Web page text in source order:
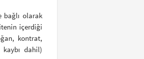
bağlı olarak
içerdiği
kontrat,
dahil)